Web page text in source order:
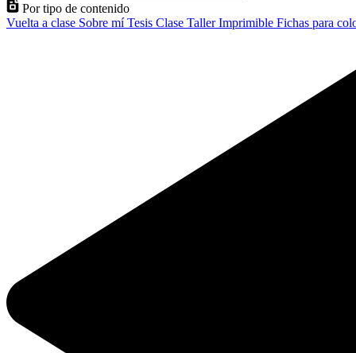
Por tipo de contenido
Vuelta a clase Sobre míTesis Clase TallerImprimible Fichas para